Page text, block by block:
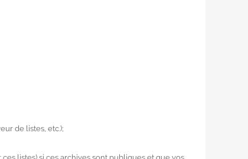
de listes, etc.);